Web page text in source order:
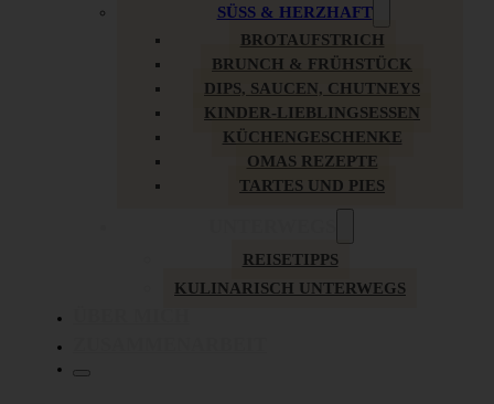
SÜSS & HERZHAFT
BROTAUFSTRICH
BRUNCH & FRÜHSTÜCK
DIPS, SAUCEN, CHUTNEYS
KINDER-LIEBLINGSESSEN
KÜCHENGESCHENKE
OMAS REZEPTE
TARTES UND PIES
REISETIPPS
KULINARISCH UNTERWEGS